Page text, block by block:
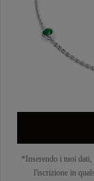
*Inserendo i tuoi dati,
l'iscrizione in